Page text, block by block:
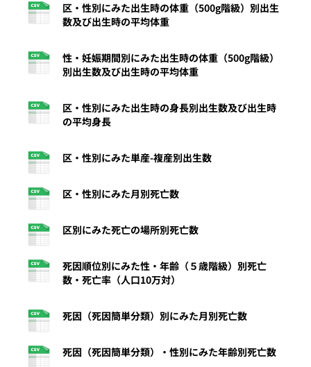
区・性別にみた出生時の体重（500g階級）別出生
数及び出生時の平均体重
性・妊娠期間別にみた出生時の体重（500g階級）
別出生数及び出生時の平均体重
区・性別にみた出生時の身長別出生数及び出生時
の平均身長
区・性別にみた単産-複産別出生数
区・性別にみた月別死亡数
区別にみた死亡の場所別死亡数
死因順位別にみた性・年齢（５歳階級）別死亡
数・死亡率（人口10万対）
死因（死因簡単分類）別にみた月別死亡数
死因（死因簡単分類）・性別にみた年齢別死亡数